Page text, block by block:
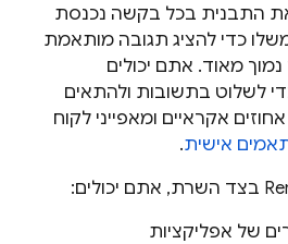
התבנית בכל בקשה נכנסת
כדי להציג תגובה מותאמת
מאוד. אתם יכולים
לשלוט בתשובות ולהתאים
אקראיים ומאפייני לקוח
אישית.
בצד השרת, אתם יכולים:
של אפליקציות